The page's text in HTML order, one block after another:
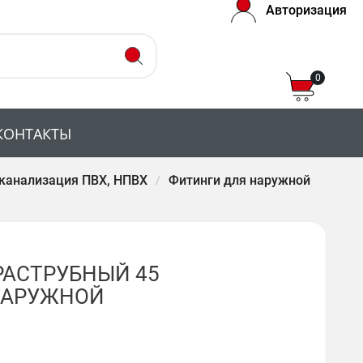
Авторизация
0
ПВХ, НПВХ Фитинги для наружной
45